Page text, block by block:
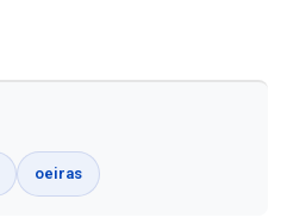
oeiras